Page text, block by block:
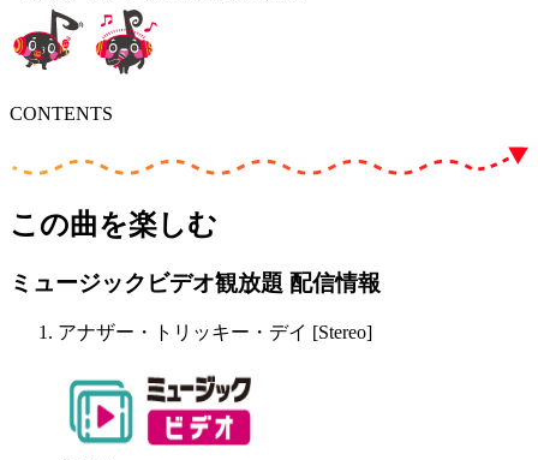
CONTENTS
この曲を楽しむ
ミュージックビデオ観放題 配信情報
アナザー・トリッキー・デイ [Stereo]